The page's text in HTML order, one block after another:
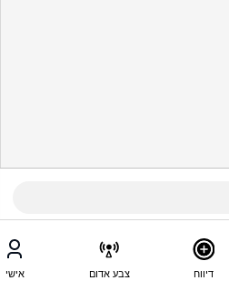
דיווח צבע אדום אישי